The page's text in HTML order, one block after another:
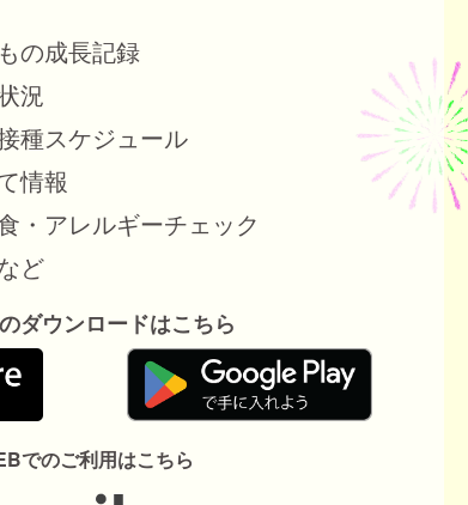
の成長記録
況
種スケジュール
情報
・アレルギーチェック
ど
ダウンロードはこちら
でのご利用はこちら